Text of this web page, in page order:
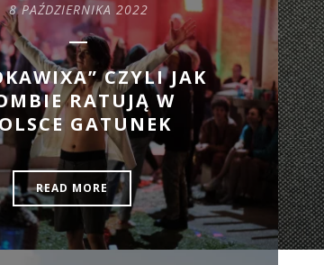
8 PAŹDZIERNIKA 2022
CZYLI JAK
RATUJĄ W
GATUNEK
READ MORE